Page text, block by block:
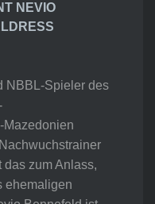
NEVIO
NBBL-Spieler des
Mazedonien
zum Anlass,
ehemaligen